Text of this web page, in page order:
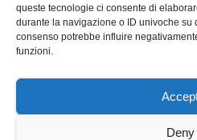
queste tecnologie ci consente di
durante la navigazione o ID univoche su
consenso potrebbe influire
funzioni.
Deny
Proudly powered by WordPress|